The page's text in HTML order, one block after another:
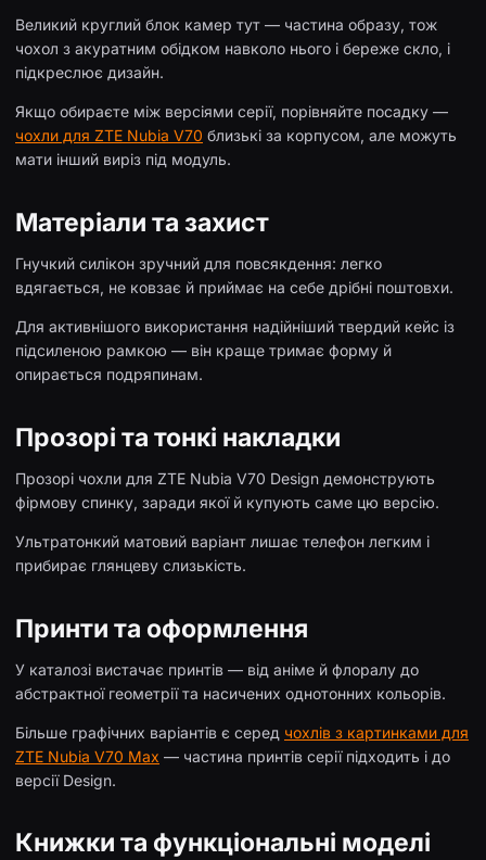
Великий круглий блок камер тут — частина образу, тож
чохол з акуратним обідком навколо нього і береже скло, і
підкреслює дизайн.
Якщо обираєте між версіями серії, порівняйте посадку —
чохли для ZTE Nubia V70 близькі за корпусом, але можуть
мати інший виріз під модуль.
Матеріали та захист
Гнучкий силікон зручний для повсякдення: легко
вдягається, не ковзає й приймає на себе дрібні поштовхи.
Для активнішого використання надійніший твердий кейс із
підсиленою рамкою — він краще тримає форму й
опирається подряпинам.
Прозорі та тонкі накладки
Прозорі чохли для ZTE Nubia V70 Design демонструють
фірмову спинку, заради якої й купують саме цю версію.
Ультратонкий матовий варіант лишає телефон легким і
прибирає глянцеву слизькість.
Принти та оформлення
У каталозі вистачає принтів — від аніме й флоралу до
абстрактної геометрії та насичених однотонних кольорів.
Більше графічних варіантів є серед чохлів з картинками для
ZTE Nubia V70 Max — частина принтів серії підходить і до
версії Design.
Книжки та функціональні моделі